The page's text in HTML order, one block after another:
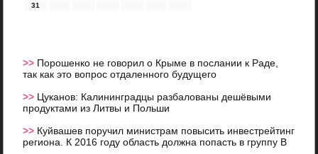
31
>> Порошенко не говорил о Крыме в послании к Раде,
так как это вопрос отдаленного будущего
>> Цуканов: Калининградцы разбалованы дешёвыми
продуктами из Литвы и Польши
>> Куйвашев поручил министрам повысить инвестрейтинг
региона. К 2016 году область должна попасть в группу В